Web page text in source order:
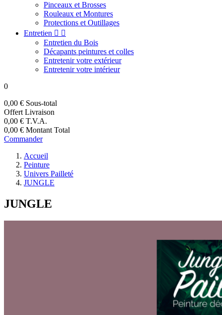
Pinceaux et Brosses
Rouleaux et Montures
Protections et Outillages
Entretien  
Entretien du Bois
Décapants peintures et colles
Entretenir votre extérieur
Entretenir votre intérieur
0
0,00 € Sous-total
Offert Livraison
0,00 € T.V.A.
0,00 € Montant Total
Commander
Accueil
Peinture
Univers Pailleté
JUNGLE
JUNGLE